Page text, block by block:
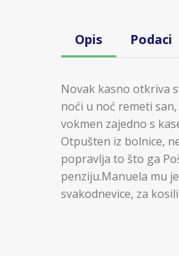
Opis Podaci
Novak kasno otkriva
noći u noć remeti
vokmen zajedno s
Otpušten iz bolnice,
popravlja to što ga
penziju.Manuela mu
svakodnevice, za